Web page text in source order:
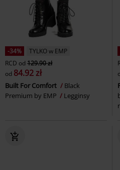
-34%
TYLKO w EMP
RCD od 129.90 zł
od 84.92 zł
Built For Comfort
Black
Premium by EMP
Legginsy